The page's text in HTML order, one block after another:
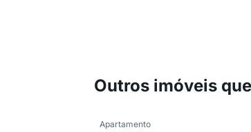
Outros imóveis
Apartamento